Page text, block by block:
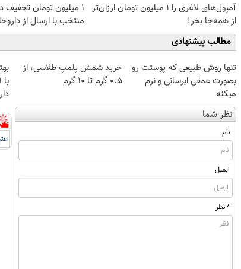
آمپول‌های لاغری را ۱ میلیون تومان ارزان‌تر
از همه‌جا بخر!
۱ میلیون تومان تخفیف
منتخب با ارسال از
مطالب پیشنهادی
تنها روش طبیعی که پوستت رو
بصورت عمقی ابرسانی و نرم
میکنه
خرید شمش پلمپ طلاسی، از
۰.۵ گرم تا ۱۰ گرم
نظر شما
نام
ایمیل
* نظر